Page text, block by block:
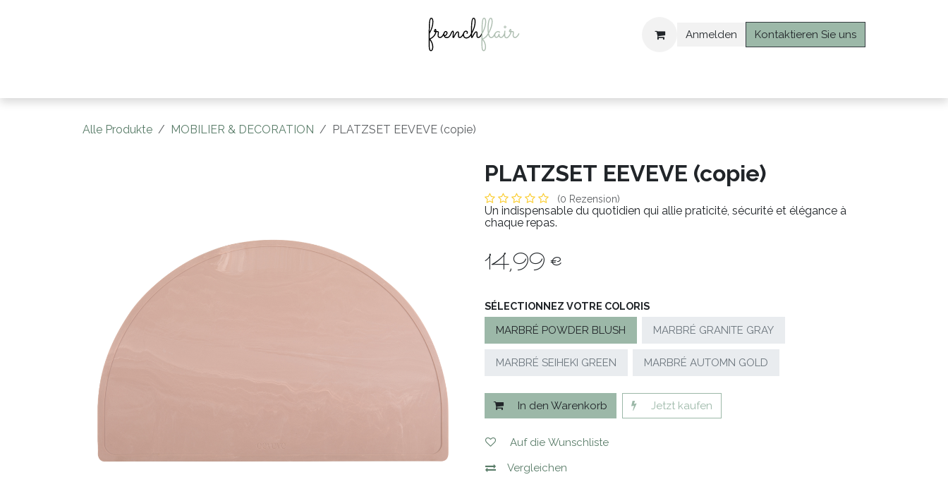
Anmelden Kontaktieren Sie uns
Alle Produkte MOBILIER & DECORATION PLATZSET EEVEVE (copie)
PLATZSET EEVEVE (copie)
(0 Rezension)
Un indispensable du quotidien qui allie praticité, sécurité et élégance à
chaque repas.
14,99€
SÉLECTIONNEZ VOTRE COLORIS
MARBRÉ POWDER BLUSH MARBRÉ GRANITE GRAY
MARBRÉ SEIHEKI GREEN MARBRÉ AUTOMN GOLD
In den Warenkorb Jetzt kaufen
Auf die Wunschliste
Vergleichen